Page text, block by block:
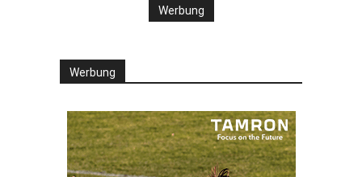
Werbung
Werbung